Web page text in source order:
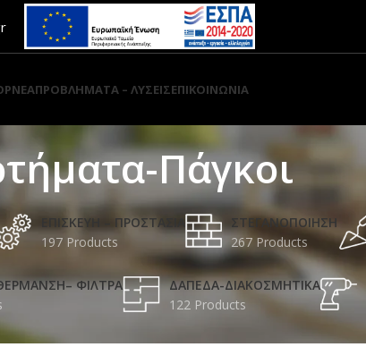
ΝΕΑΠΡΟΒΛΗΜΑΤΑ – ΛΥΣΕΙΣΕΠΙΚΟΙΝΩΝΙΑ
Πάγκοι
ΕΠΙΣΚΕΥΗ – ΠΡΟΣΤΑΣΙΑ
197 Products
ΣΤΕΓΑΝΟΠΟΙΗΣΗ
267 Products
ΦΙΛΤΡΑ
ΔΑΠΕΔΑ-ΔΙΑΚΟΣΜΗΤΙΚΑ
122 Products